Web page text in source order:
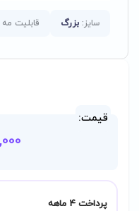
سایز: بزرگ قابلیت
قیمت:
پرداخت ۴ ماهه